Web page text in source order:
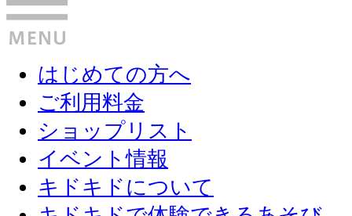
はじめての方へ
ご利用料金
ショップリスト
イベント情報
キドキドについて